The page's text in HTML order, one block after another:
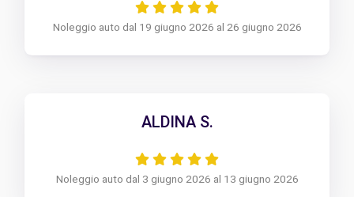
Noleggio auto dal 19 giugno 2026 al 26 giugno 2026
ALDINA S.
Noleggio auto dal 3 giugno 2026 al 13 giugno 2026